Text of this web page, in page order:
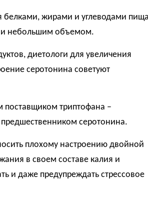
белками, жирами и углеводами
и небольшим объемом.
диетологи для увеличения
серотонина советуют
поставщиком триптофана –
серотонина.
плохому настроению двойной
в своем составе калия и
и даже предупреждать стрессовое